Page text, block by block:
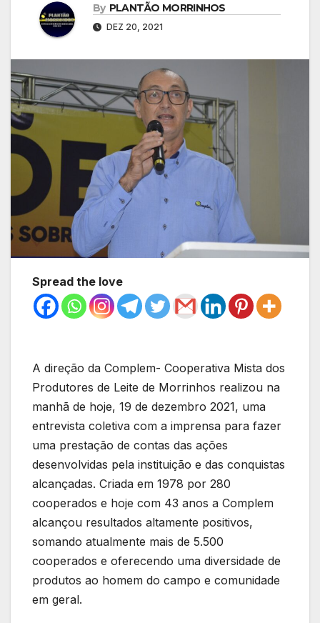
By PLANTÃO MORRINHOS
DEZ 20, 2021
Spread the love
A direção da Complem- Cooperativa Mista dos
Produtores de Leite de Morrinhos realizou na
manhã de hoje, 19 de dezembro 2021, uma
entrevista coletiva com a imprensa para fazer
uma prestação de contas das ações
desenvolvidas pela instituição e das conquistas
alcançadas. Criada em 1978 por 280
cooperados e hoje com 43 anos a Complem
alcançou resultados altamente positivos,
somando atualmente mais de 5.500
cooperados e oferecendo uma diversidade de
produtos ao homem do campo e comunidade
em geral.